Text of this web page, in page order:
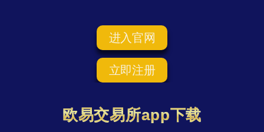
进入官网
立即注册
欧易交易所app下载